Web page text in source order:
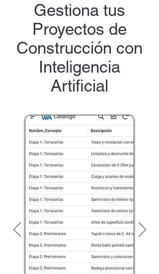
Gestiona tus
Proyectos de
Construcción con
Inteligencia
Artificial